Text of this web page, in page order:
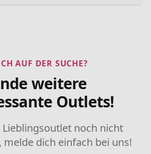
AUF DER SUCHE?
weitere
Outlets!
Lieblingsoutlet noch nicht
melde dich einfach bei uns!